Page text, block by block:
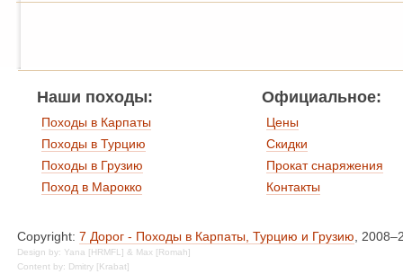
Наши походы:
Походы в Карпаты
Походы в Турцию
Походы в Грузию
Поход в Марокко
Официальное:
Цены
Скидки
Прокат снаряжения
Контакты
Copyright: 7 Дорог - Походы в Карпаты, Турцию и Грузию,
Design by: Yana [HRMFL] & Max [Romah]
Content by: Dmitry [Krabat]